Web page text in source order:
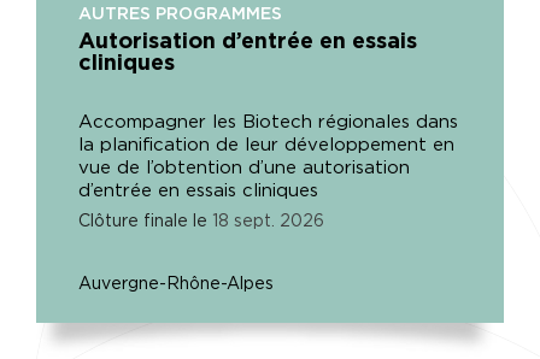
AUTRES PROGRAMMES
Autorisation d’entrée en essais
cliniques
Accompagner les Biotech régionales dans
la planification de leur développement en
vue de l’obtention d’une autorisation
d’entrée en essais cliniques
Clôture finale le 18 sept. 2026
Auvergne-Rhône-Alpes